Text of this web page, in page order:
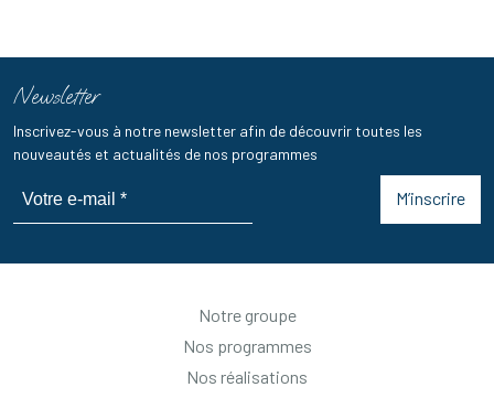
Newsletter
Inscrivez-vous à notre newsletter afin de découvrir toutes les
nouveautés et actualités de nos programmes
M’inscrire
Notre groupe
Nos programmes
Nos réalisations